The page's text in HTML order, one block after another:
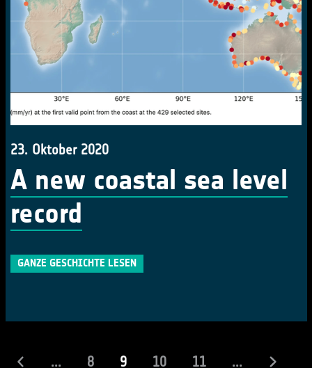
23. Oktober 2020
A new coastal sea level
record
GANZE GESCHICHTE LESEN
... 8 9(laufend)
10 11 ...